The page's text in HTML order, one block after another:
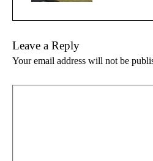
Leave a Reply
Your email address will not be